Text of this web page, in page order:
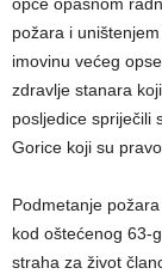
opće opasnom
požara i
imovinu većeg
zdravlje stanara
posljedice spriječili
Gorice koji su
Podmetanje
kod oštećenog 63-
straha za život